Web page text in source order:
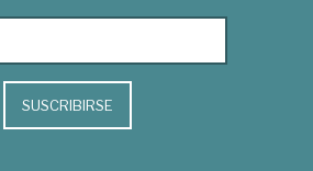
SUSCRIBIRSE